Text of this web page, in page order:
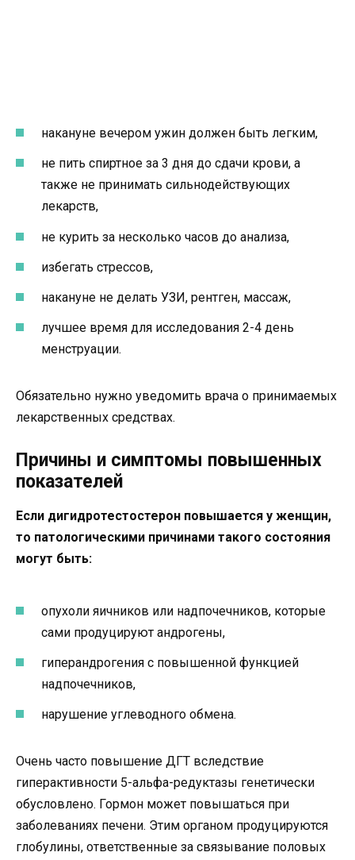
накануне вечером ужин должен быть легким,
не пить спиртное за 3 дня до сдачи крови, а
также не принимать сильнодействующих
лекарств,
не курить за несколько часов до анализа,
избегать стрессов,
накануне не делать УЗИ, рентген, массаж,
лучшее время для исследования 2-4 день
менструации.
Обязательно нужно уведомить врача о принимаемых
лекарственных средствах.
Причины и симптомы повышенных
показателей
Если дигидротестостерон повышается у женщин,
то патологическими причинами такого состояния
могут быть:
опухоли яичников или надпочечников, которые
сами продуцируют андрогены,
гиперандрогения с повышенной функцией
надпочечников,
нарушение углеводного обмена.
Очень часто повышение ДГТ вследствие
гиперактивности 5-альфа-редуктазы генетически
обусловлено. Гормон может повышаться при
заболеваниях печени. Этим органом продуцируются
глобулины, ответственные за связывание половых